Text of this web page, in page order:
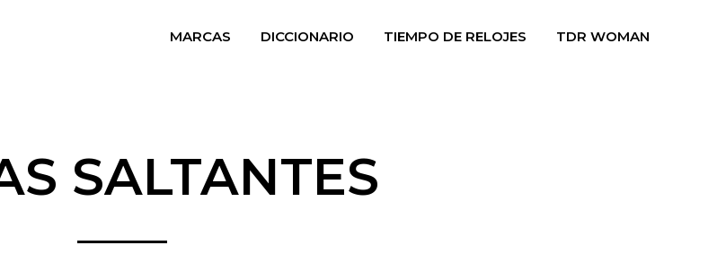
MARCAS DICCIONARIO TIEMPO DE RELOJES TDR WOMAN
SALTANTES